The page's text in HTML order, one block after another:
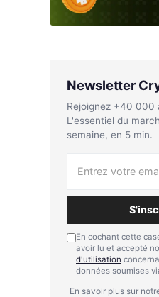
Newsletter
Rejoignez +40 000
L'essentiel du
semaine, en 5 min.
En cochant cette
avoir lu et accepté
d'utilisation
données soumises
En savoir plus sur